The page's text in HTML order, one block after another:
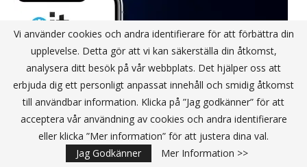
Vi använder cookies och andra identifierare för att förbättra din
upplevelse. Detta gör att vi kan säkerställa din åtkomst,
analysera ditt besök på vår webbplats. Det hjälper oss att
erbjuda dig ett personligt anpassat innehåll och smidig åtkomst
till användbar information. Klicka på ”Jag godkänner” för att
acceptera vår användning av cookies och andra identifierare
eller klicka ”Mer information” för att justera dina val.
Jag Godkänner
Mer Information >>